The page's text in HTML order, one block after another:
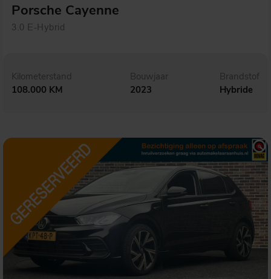
Porsche Cayenne
3.0 E-Hybrid
Kilometerstand
108.000 KM
Bouwjaar
2023
Brandstof
Hybride